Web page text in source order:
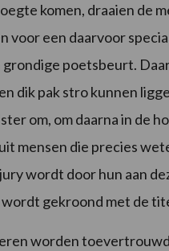
komen, draaien de
voor een daarvoor
poetsbeurt.
dik pak stro kunnen
om, om daarna in de
mensen die precies
wordt door hun aan
gekroond met de
worden